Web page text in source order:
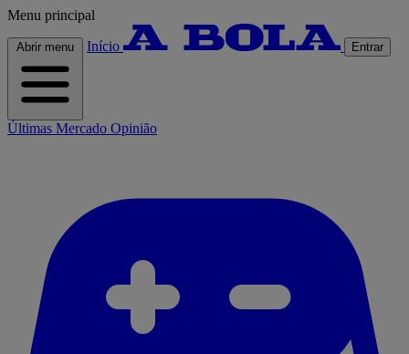
Menu principal
Abrir menu Início Entrar
Últimas Mercado Opinião